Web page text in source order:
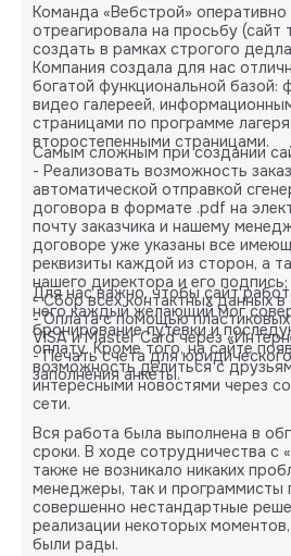
Команда «Вебстрой» оперативно
отреагировала на просьбу (сайт
создать в рамках строгого
Компания создала для нас
богатой функциональной базой:
видео галереей,
страницами по программе
второстепенными страницами.
Самым сложным при создании
- Реализовать возможность
автоматической отправкой
договора в формате .pdf на
почту заказчика и нашему
договоре уже указаны все
реквизиты каждой из сторон, а
нашего директора и его подпись;
- Сбор всех контактных данных в
- Оплата с помощью пластиковых
VISA и Master Card через
- Печать счета для
заполнения анкеты.
Для нас важно, чтобы сайт
него каждый желающий мог
бронирование путевки и
оплату. Кроме того, на сайте
возможность делиться с
интересными новостями через
сети.
Вся работа была выполнена в
сроки. В ходе сотрудничества с
также не возникало никаких
менеджеры, так и программисты
совершенно нестандартные
реализации некоторых
были рады.